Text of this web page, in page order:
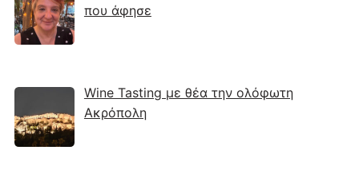
που άφησε
Wine Tasting με θέα την ολόφωτη
Ακρόπολη